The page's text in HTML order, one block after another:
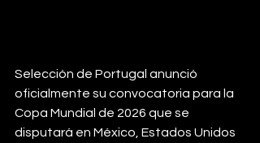
Selección de Portugal anunció
oficialmente su convocatoria para la
Copa Mundial de 2026 que se
disputará en México, Estados Unidos